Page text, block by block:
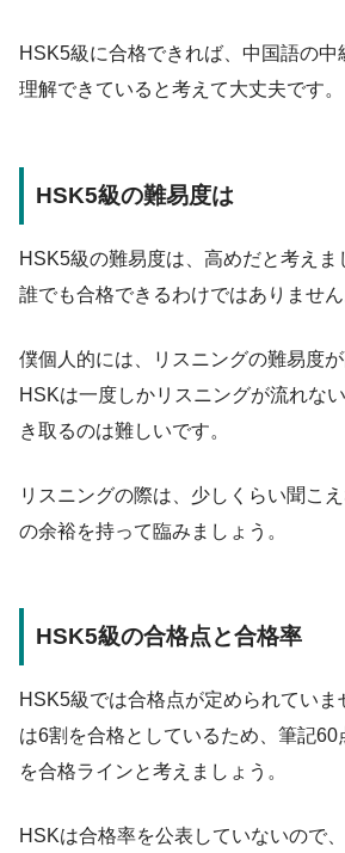
HSK5級に合格できれば、中国語の中
理解できていると考えて大丈夫です。
HSK5級の難易度は
HSK5級の難易度は、高めだと考え
誰でも合格できるわけではありません
僕個人的には、リスニングの難易度が
HSKは一度しかリスニングが流れな
き取るのは難しいです。
リスニングの際は、少しくらい聞こ
の余裕を持って臨みましょう。
HSK5級の合格点と合格率
HSK5級では合格点が定められてい
は6割を合格としているため、筆記60
を合格ラインと考えましょう。
HSKは合格率を公表していないので